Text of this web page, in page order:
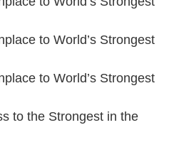
to World’s Strongest
to World’s Strongest
to the Strongest in the